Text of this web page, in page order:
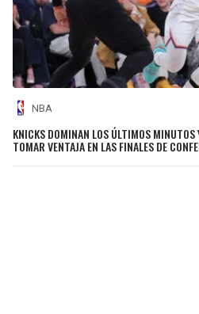
NBA
KNICKS DOMINAN LOS ÚLTIMOS MINUTOS
TOMAR VENTAJA EN LAS FINALES DE